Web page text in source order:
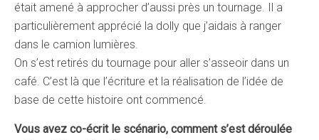
était amené à approcher d’aussi près un tournage. Il a
particulièrement apprécié la dolly que j’aidais à ranger
dans le camion lumières.
On s’est retirés du tournage pour aller s’asseoir dans un
café. C’est là que l’écriture et la réalisation de l’idée de
base de cette histoire ont commencé.
Vous avez co-écrit le scénario, comment s’est déroulée